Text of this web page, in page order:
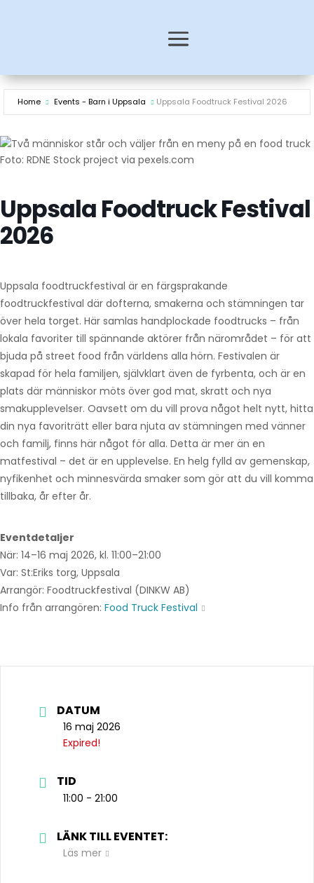
Home Events - Barn i Uppsala Uppsala Foodtruck Festival 2026
Foto: RDNE Stock project via pexels.com
Uppsala Foodtruck Festival
2026
Uppsala foodtruckfestival är en färgsprakande
foodtruckfestival där dofterna, smakerna och stämningen tar
över hela torget. Här samlas handplockade foodtrucks – från
lokala favoriter till spännande aktörer från närområdet – för att
bjuda på street food från världens alla hörn. Festivalen är
skapad för hela familjen, självklart även de fyrbenta, och är en
plats där människor möts över god mat, skratt och nya
smakupplevelser. Oavsett om du vill prova något helt nytt, hitta
din nya favoriträtt eller bara njuta av stämningen med vänner
och familj, finns här något för alla. Detta är mer än en
matfestival – det är en upplevelse. En helg fylld av gemenskap,
nyfikenhet och minnesvärda smaker som gör att du vill komma
tillbaka, år efter år.
Eventdetaljer
När: 14–16 maj 2026, kl. 11:00–21:00
Var: St:Eriks torg, Uppsala
Arrangör: Foodtruckfestival (DINKW AB)
Info från arrangören: Food Truck Festival
DATUM
16 maj 2026
Expired!
TID
11:00 - 21:00
LÄNK TILL EVENTET:
Läs mer